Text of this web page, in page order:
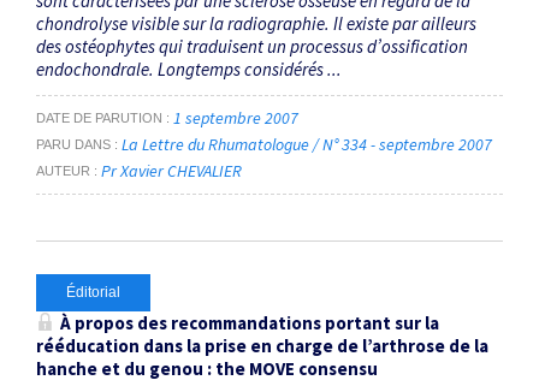
chondrolyse visible sur la radiographie. Il existe par ailleurs
des ostéophytes qui traduisent un processus d’ossification
endochondrale. Longtemps considérés ...
DATE DE PARUTION 1 septembre 2007
PARU DANS La Lettre du Rhumatologue / N° 334 - septembre 2007
AUTEUR Pr Xavier CHEVALIER
Éditorial
À propos des recommandations portant sur la
rééducation dans la prise en charge de l’arthrose de la
hanche et du genou : the MOVE consensu